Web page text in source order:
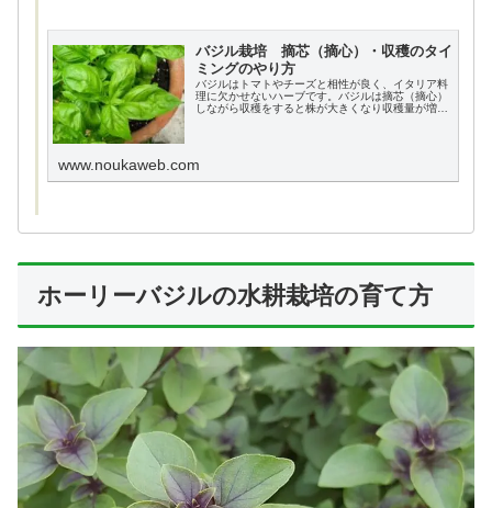
バジル栽培 摘芯（摘心）・収穫のタイ
ミングのやり方
バジルはトマトやチーズと相性が良く、イタリア料
理に欠かせないハーブです。バジルは摘芯（摘心）
しながら収穫をすると株が大きくなり収穫量が増え
www.noukaweb.com
ホーリーバジルの水耕栽培の育て方